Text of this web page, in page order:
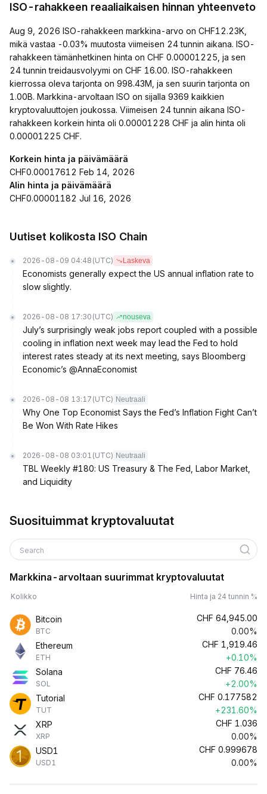
ISO-rahakkeen reaaliaikaisen hinnan yhteenveto
Aug 9, 2026 ISO-rahakkeen markkina-arvo on CHF12.23K,
mikä vastaa -0.03% muutosta viimeisen 24 tunnin aikana. ISO-
rahakkeen tämänhetkinen hinta on CHF 0.00001225, ja sen
24 tunnin treidausvolyymi on CHF 16.00. ISO-rahakkeen
kierrossa oleva tarjonta on 998.43M, ja sen suurin tarjonta on
1.00B. Markkina-arvoltaan ISO on sijalla 9369 kaikkien
kryptovaluuttojen joukossa. Viimeisen 24 tunnin aikana ISO-
rahakkeen korkein hinta oli 0.00001228 CHF ja alin hinta oli
0.00001225 CHF.
Korkein hinta ja päivämäärä
CHF0.00017612 Feb 14, 2026
Alin hinta ja päivämäärä
CHF0.00001182 Jul 16, 2026
Uutiset kolikosta ISO Chain
2026-08-09 04:48 (UTC) Laskeva
Economists generally expect the US annual inflation rate to
slow slightly.
2026-08-08 17:30 (UTC) nouseva
July’s surprisingly weak jobs report coupled with a possible
cooling in inflation next week may lead the Fed to hold
interest rates steady at its next meeting, says Bloomberg
Economic’s @AnnaEconomist
2026-08-08 13:17 (UTC) Neutraali
Why One Top Economist Says the Fed’s Inflation Fight Can’t
Be Won With Rate Hikes
2026-08-08 03:01 (UTC) Neutraali
TBL Weekly #180: US Treasury & The Fed, Labor Market,
and Liquidity
Suosituimmat kryptovaluutat
Search
Markkina-arvoltaan suurimmat kryptovaluutat
Kolikko Hinta ja 24 tunnin %
Bitcoin
BTC
CHF 64,945.00
0.00%
Ethereum
ETH
CHF 1,919.46
+0.10%
Solana
SOL
CHF 76.46
+2.00%
Tutorial
TUT
CHF 0.177582
+231.60%
XRP
XRP
CHF 1.036
0.00%
USD1
USD1
CHF 0.999678
0.00%